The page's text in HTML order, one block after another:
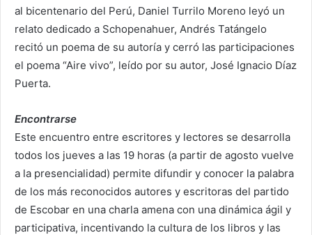
al bicentenario del Perú, Daniel Turrilo Moreno leyó un
relato dedicado a Schopenahuer, Andrés Tatángelo
recitó un poema de su autoría y cerró las participaciones
el poema “Aire vivo”, leído por su autor, José Ignacio Díaz
Puerta.
Encontrarse
Este encuentro entre escritores y lectores se desarrolla
todos los jueves a las 19 horas (a partir de agosto vuelve
a la presencialidad) permite difundir y conocer la palabra
de los más reconocidos autores y escritoras del partido
de Escobar en una charla amena con una dinámica ágil y
participativa, incentivando la cultura de los libros y las